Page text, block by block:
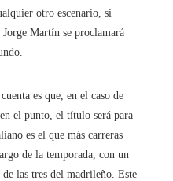
otro escenario, si
Jorge Martín se proclamará
es que, en el caso de
el punto, el título será para
es el que más carreras
de la temporada, con un
las tres del madrileño. Este